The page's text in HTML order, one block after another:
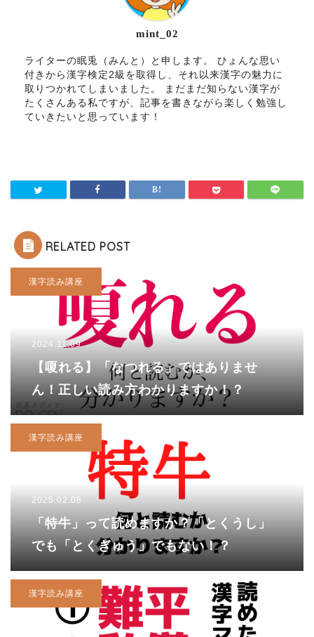
mint_02
ライターの眠兎（みんと）と申します。 ひょんな思い
付きから漢字検定2級を取得し、それ以来漢字の魅力に
取りつかれてしまいました。 まだまだ知らない漢字が
たくさんある私ですが、記事を書きながら楽しく勉強し
ていきたいと思っています！
RELATED POST
漢字読み講座
2024.11.09
【嗄れる】「なつれる」ではありませ
ん！正しい読み方わかりますか！？
漢字読み講座
2025.02.08
「特牛」って読めますか？「とくうし」
でも「とくぎゅう」でもない！？
漢字読み講座